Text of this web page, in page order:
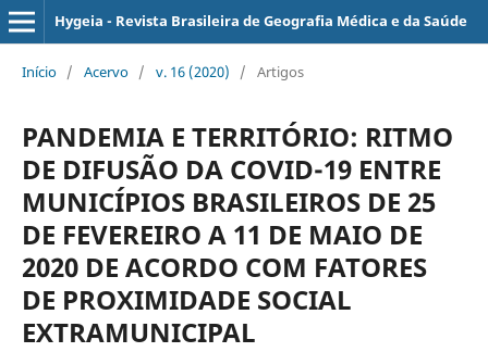
Hygeia - Revista Brasileira de Geografia Médica e da Saúde
Início / Acervo / v. 16 (2020) / Artigos
PANDEMIA E TERRITÓRIO: RITMO
DE DIFUSÃO DA COVID-19 ENTRE
MUNICÍPIOS BRASILEIROS DE 25
DE FEVEREIRO A 11 DE MAIO DE
2020 DE ACORDO COM FATORES
DE PROXIMIDADE SOCIAL
EXTRAMUNICIPAL